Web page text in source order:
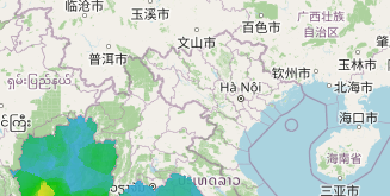
HOME
PM 2.5 CIGARETTE
EQUIVALENCE
AQI Calculator
SNAP SHOT